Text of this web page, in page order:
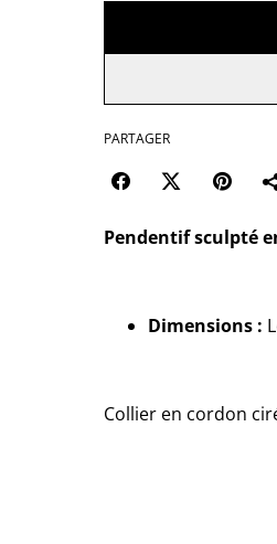
PARTAGER
Pendentif sculpté
Dimensions :
Collier en cordon